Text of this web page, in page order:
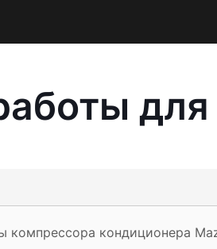
компрессора кондиционера